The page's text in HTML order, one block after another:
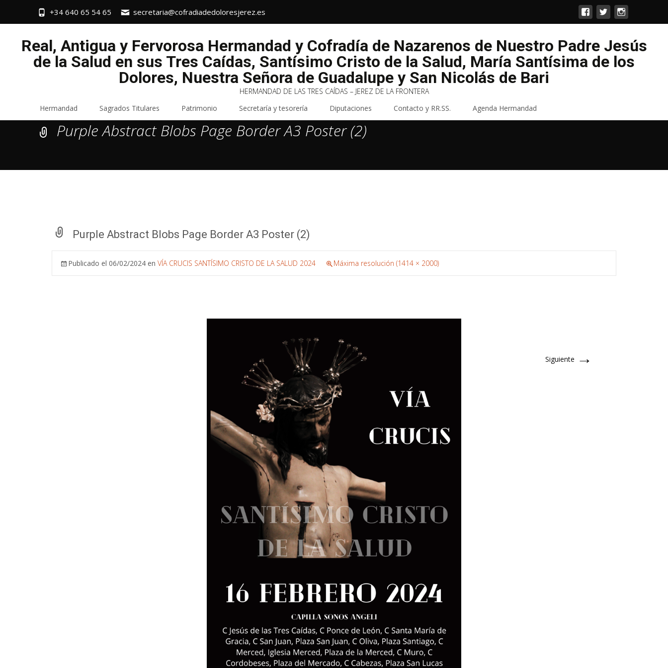
+34 640 65 54 65 secretaria@cofradiadedoloresjerez.es
Real, Antigua y Fervorosa Hermandad y Cofradía de Nazarenos de Nuestro Padre Jesús
de la Salud en sus Tres Caídas, Santísimo Cristo de la Salud, María Santísima de los
Dolores, Nuestra Señora de Guadalupe y San Nicolás de Bari
HERMANDAD DE LAS TRES CAÍDAS – JEREZ DE LA FRONTERA
contenido
Hermandad Sagrados Titulares Patrimonio Secretaría y tesorería Diputaciones Contacto y RR.SS. Agenda Hermandad
Purple Abstract Blobs Page Border A3 Poster (2)
Purple Abstract Blobs Page Border A3 Poster (2)
Publicado el 06/02/2024 en VÍA CRUCIS SANTÍSIMO CRISTO DE LA SALUD 2024 Máxima resolución (1414 × 2000)
Siguiente →